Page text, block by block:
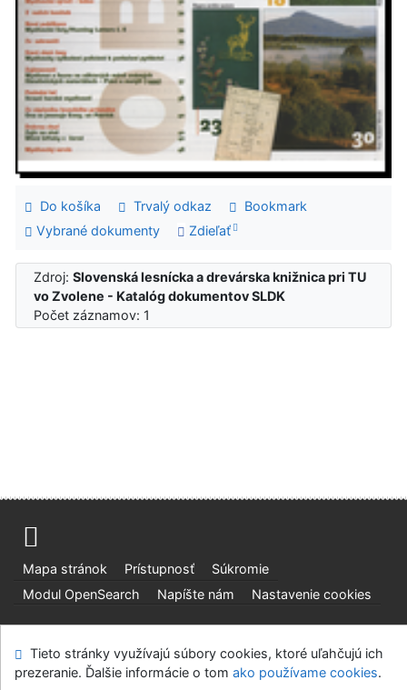
Do košíka Trvalý odkaz
Bookmark
Vybrané dokumenty
Zdieľať
Zdroj:Slovenská lesnícka a drevárska knižnica pri TU
vo Zvolene - Katalóg dokumentov SLDK
Počet záznamov: 1
Mapa stránok Prístupnosť
Súkromie
Modul OpenSearch
Napíšte nám Nastavenie cookies
univerzite vo Zvolene
©1993-2026
IPAC v.4.8.63a - Cosmotron Slovakia, s.r.o.
Tieto stránky využívajú súbory cookies, ktoré uľahčujú ich
prezeranie. Ďalšie informácie o tom ako používame cookies.